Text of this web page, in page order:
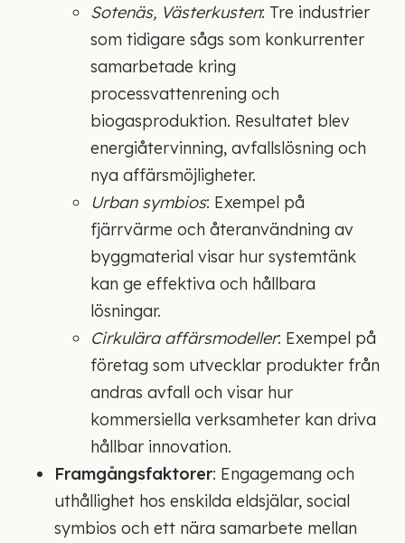
Sotenäs, Västerkusten: Tre industrier
som tidigare sågs som konkurrenter
samarbetade kring
processvattenrening och
biogasproduktion. Resultatet blev
energiåtervinning, avfallslösning och
nya affärsmöjligheter.
Urban symbios: Exempel på
fjärrvärme och återanvändning av
byggmaterial visar hur systemtänk
kan ge effektiva och hållbara
lösningar.
Cirkulära affärsmodeller: Exempel på
företag som utvecklar produkter från
andras avfall och visar hur
kommersiella verksamheter kan driva
hållbar innovation.
Framgångsfaktorer: Engagemang och
uthållighet hos enskilda eldsjälar, social
symbios och ett nära samarbete mellan